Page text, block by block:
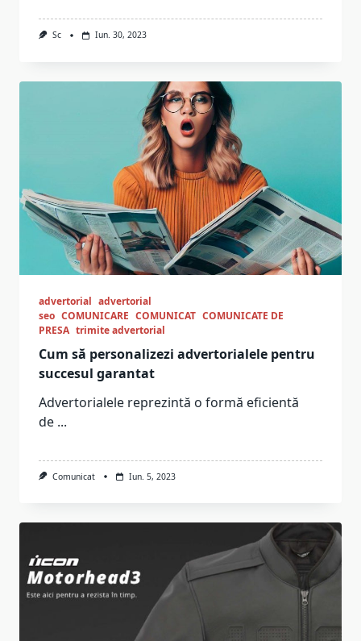
Sc Iun. 30, 2023
advertorial advertorial
seo COMUNICARE COMUNICAT COMUNICATE DE
PRESA trimite advertorial
Cum să personalizezi advertorialele pentru
succesul garantat
Advertorialele reprezintă o formă eficientă
de ...
Comunicat Iun. 5, 2023